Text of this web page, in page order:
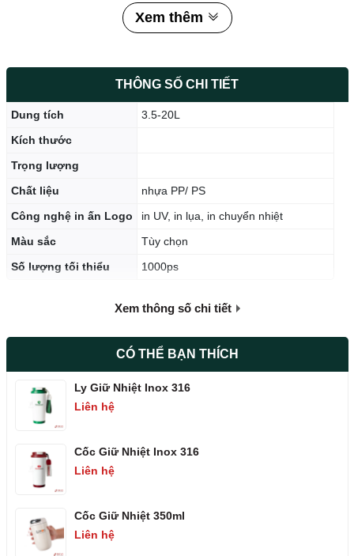
✅ Đa dạng chủng loại, kiểu dáng
liệu như nhựa, sắt, inox. Với nhiều kiểu dáng để khách hàng mặc
Xem thêm
THÔNG SỐ CHI TIẾT
Dung tích
3.5-20L
Kích thước
Trọng lượng
Chất liệu
nhựa PP/ PS
Công nghệ in ấn Logo
in UV, in lụa, in chuyển nhiệt
Màu sắc
Tùy chọn
Số lượng tối thiểu
1000ps
Xem thông số chi tiết
CÓ THỂ BẠN THÍCH
Ly Giữ Nhiệt Inox 316
Liên hệ
Cốc Giữ Nhiệt Inox 316
Liên hệ
Cốc Giữ Nhiệt 350ml
Liên hệ